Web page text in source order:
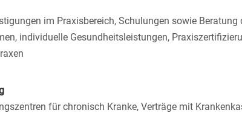
im Praxisbereich, Schulungen sowie
individuelle Gesundheitsleistungen,
für chronisch Kranke, Verträge mit